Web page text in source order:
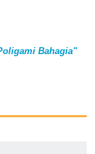
Bahagia"